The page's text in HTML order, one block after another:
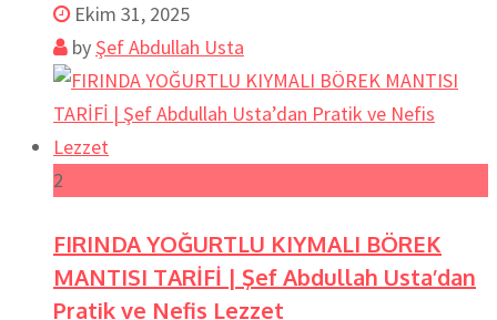
Ekim 31, 2025
by Şef Abdullah Usta
2
FIRINDA YOĞURTLU KIYMALI BÖREK
MANTISI TARİFİ | Şef Abdullah Usta’dan
Pratik ve Nefis Lezzet